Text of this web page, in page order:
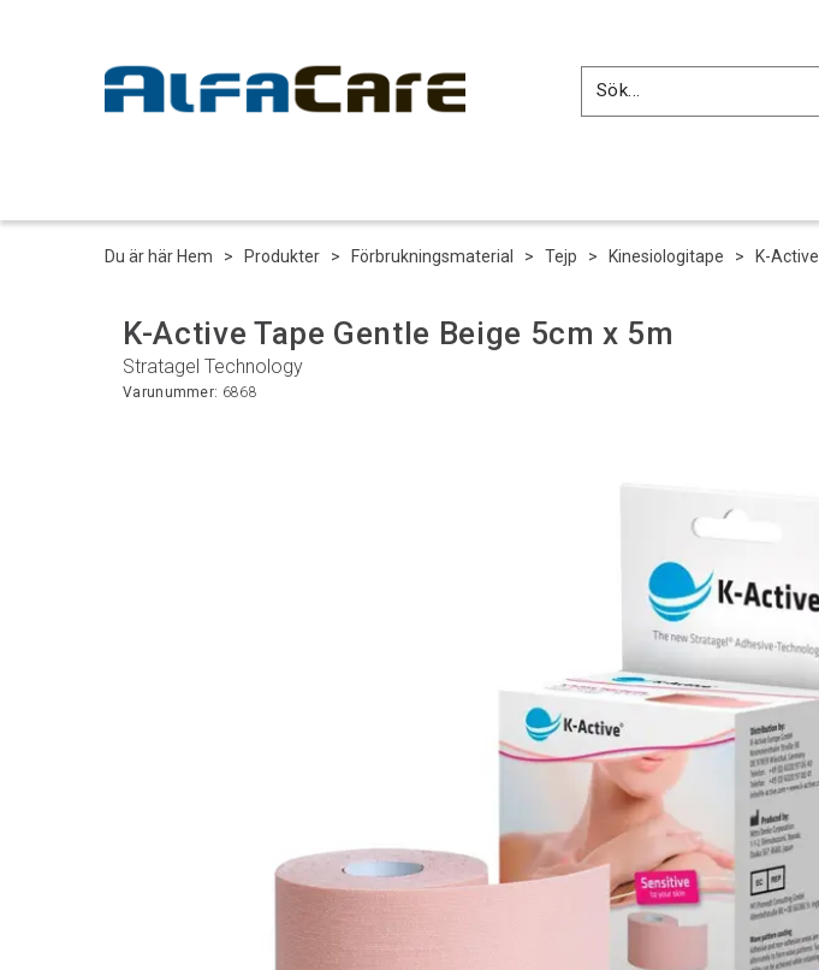
Du är här Hem > Produkter > Förbrukningsmaterial > Tejp > Kinesiologitape > K-Active
K-Active Tape Gentle Beige 5cm x 5m
Stratagel Technology
Varunummer: 6868